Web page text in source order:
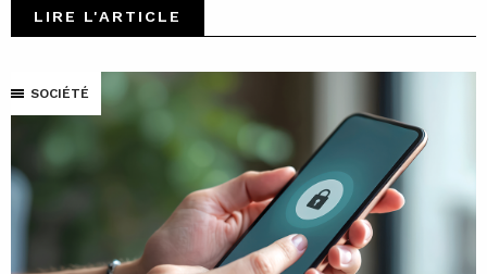
LIRE L'ARTICLE
SOCIÉTÉ